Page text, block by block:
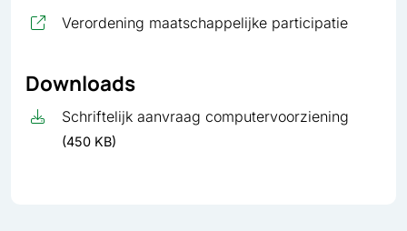
Verordening maatschappelijke participatie, opent
Downloads
Schriftelijk aanvraag computervoorziening
(450 KB)